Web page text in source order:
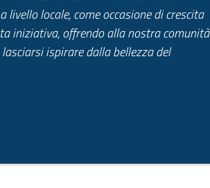
locale, come occasione di crescita
iniziativa, offrendo alla nostra comunità
ispirare dalla bellezza del